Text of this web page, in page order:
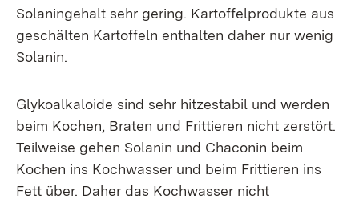
Solaningehalt sehr gering. Kartoffelprodukte aus
geschälten Kartoffeln enthalten daher nur wenig
Solanin.
Glykoalkaloide sind sehr hitzestabil und werden
beim Kochen, Braten und Frittieren nicht zerstört.
Teilweise gehen Solanin und Chaconin beim
Kochen ins Kochwasser und beim Frittieren ins
Fett über. Daher das Kochwasser nicht